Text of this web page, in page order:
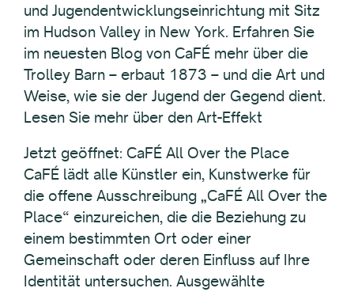
und Jugendentwicklungseinrichtung mit Sitz
im Hudson Valley in New York. Erfahren Sie
im neuesten Blog von CaFÉ mehr über die
Trolley Barn – erbaut 1873 – und die Art und
Weise, wie sie der Jugend der Gegend dient.
Lesen Sie mehr über den Art-Effekt
Jetzt geöffnet: CaFÉ All Over the Place
CaFÉ lädt alle Künstler ein, Kunstwerke für
die offene Ausschreibung „CaFÉ All Over the
Place“ einzureichen, die die Beziehung zu
einem bestimmten Ort oder einer
Gemeinschaft oder deren Einfluss auf Ihre
Identität untersuchen. Ausgewählte